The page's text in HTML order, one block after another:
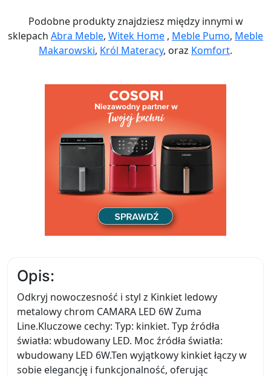
Podobne produkty znajdziesz między innymi w
sklepach Abra Meble, Witek Home , Meble Pumo, Meble
Makarowski, Król Materacy, oraz Komfort.
Opis:
Odkryj nowoczesność i styl z Kinkiet ledowy
metalowy chrom CAMARA LED 6W Zuma
Line.Kluczowe cechy: Typ: kinkiet. Typ źródła
światła: wbudowany LED. Moc źródła światła:
wbudowany LED 6W.Ten wyjątkowy kinkiet łączy w
sobie elegancję i funkcjonalność, oferując